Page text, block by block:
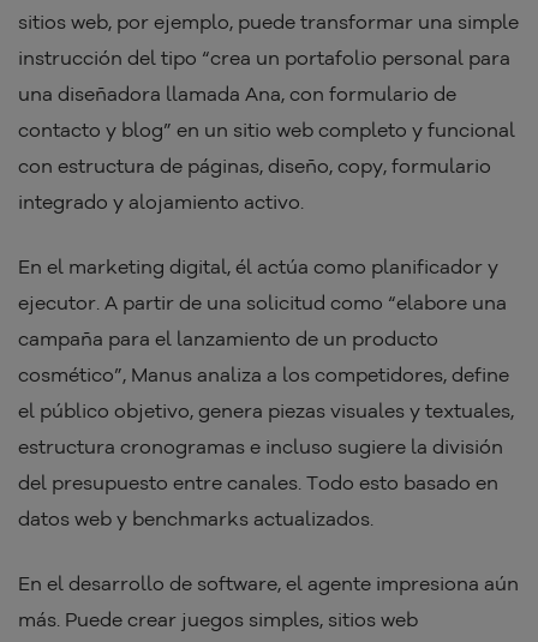
sitios web, por ejemplo, puede transformar una simple
instrucción del tipo “crea un portafolio personal para
una diseñadora llamada Ana, con formulario de
contacto y blog” en un sitio web completo y funcional
con estructura de páginas, diseño, copy, formulario
integrado y alojamiento activo.
En el marketing digital, él actúa como planificador y
ejecutor. A partir de una solicitud como “elabore una
campaña para el lanzamiento de un producto
cosmético”, Manus analiza a los competidores, define
el público objetivo, genera piezas visuales y textuales,
estructura cronogramas e incluso sugiere la división
del presupuesto entre canales. Todo esto basado en
datos web y benchmarks actualizados.
En el desarrollo de software, el agente impresiona aún
más. Puede crear juegos simples, sitios web